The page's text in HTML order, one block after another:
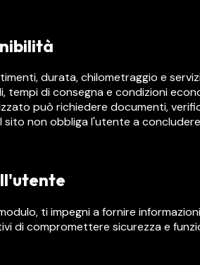
durata, chilometraggio e
tempi di consegna e condizioni
può richiedere documenti,
sito non obbliga l'utente a
ti impegni a fornire
di compromettere sicurezza e